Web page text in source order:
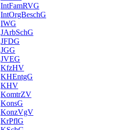
IntFamRVG
IntOrgBeschG
IWG
JArbSchG
JFDG
JGG
JVEG
KfzHV
KHEntgG
KHV
KomtrZV
KonsG
KonzVgV
KrPflG